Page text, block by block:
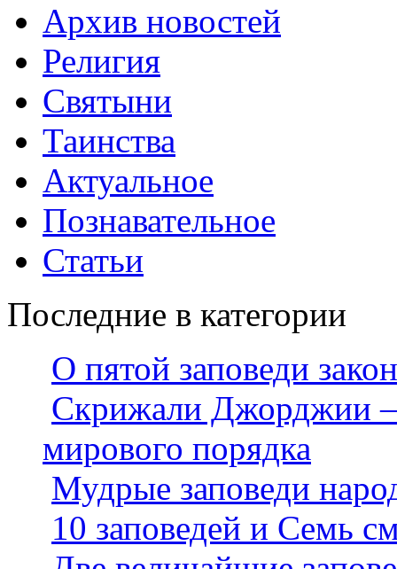
Архив новостей
Религия
Святыни
Таинства
Актуальное
Познавательное
Статьи
Последние в категории
О пятой заповеди
Скрижали Джорджии —
мирового порядка
Мудрые заповеди
10 заповедей и Семь